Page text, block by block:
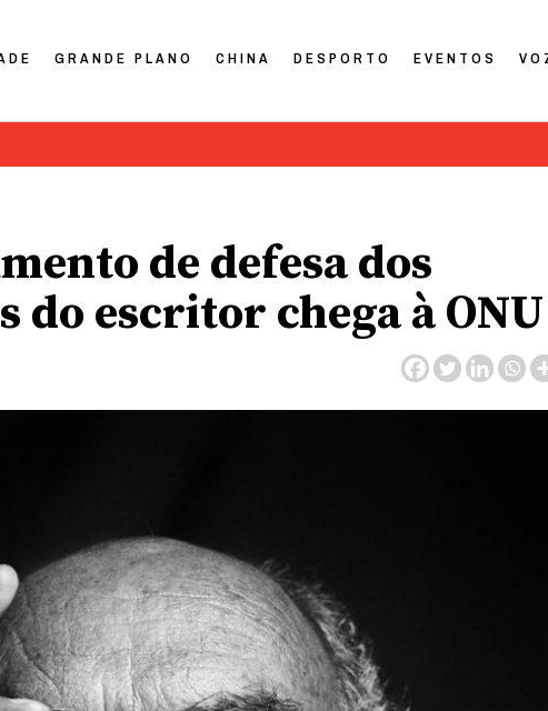
GRANDE PLANO CHINA DESPORTO EVENTOS
de defesa dos
do escritor chega à ONU